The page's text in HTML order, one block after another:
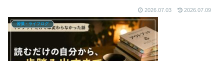
2026.07.03 2026.07.09
習慣・ライフログ